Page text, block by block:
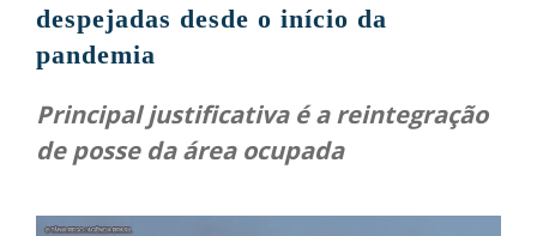
despejadas desde o início da
pandemia
Principal justificativa é a reintegração
de posse da área ocupada